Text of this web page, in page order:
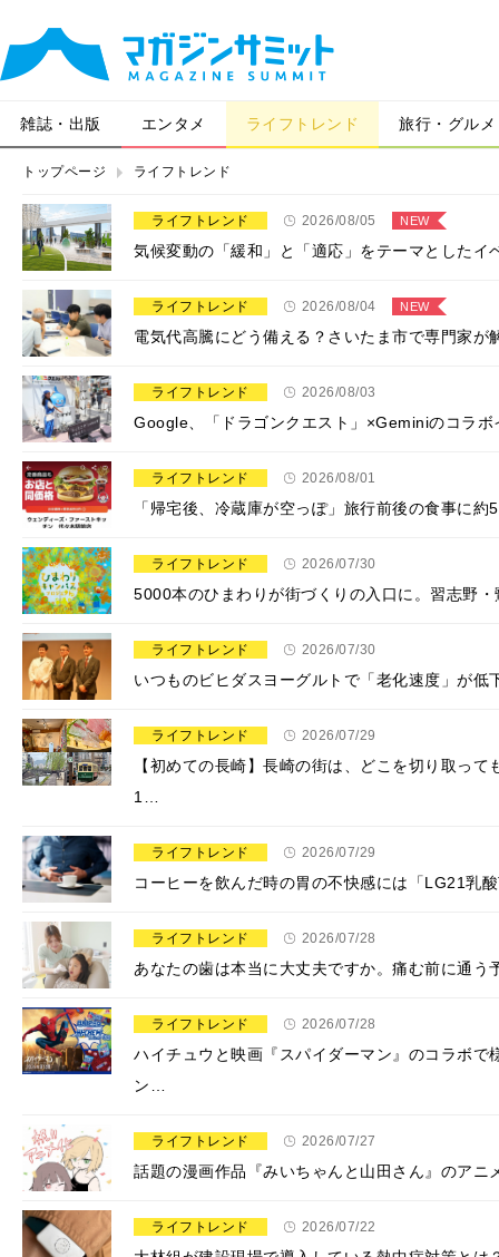
雑誌・出版 エンタメ ライフトレンド 旅行・グルメ
トップページ ライフトレンド
ライフトレンド 2026/08/05 NEW
気候変動の「緩和」と「適応」をテーマとした
ライフトレンド 2026/08/04 NEW
電気代高騰にどう備える？さいたま市で専門家
ライフトレンド 2026/08/03
Google、「ドラゴンクエスト」×Geminiのコラ
ライフトレンド 2026/08/01
「帰宅後、冷蔵庫が空っぽ」旅行前後の食事に
ライフトレンド 2026/07/30
5000本のひまわりが街づくりの入口に。習志野
ライフトレンド 2026/07/30
いつものビヒダスヨーグルトで「老化速度」が
ライフトレンド 2026/07/29
【初めての長崎】長崎の街は、どこを切り取っ
1…
ライフトレンド 2026/07/29
コーヒーを飲んだ時の胃の不快感には「LG21乳
ライフトレンド 2026/07/28
あなたの歯は本当に大丈夫ですか。痛む前に通う
ライフトレンド 2026/07/28
ハイチュウと映画『スパイダーマン』のコラボ
ン…
ライフトレンド 2026/07/27
話題の漫画作品『みいちゃんと山田さん』のア
ライフトレンド 2026/07/22